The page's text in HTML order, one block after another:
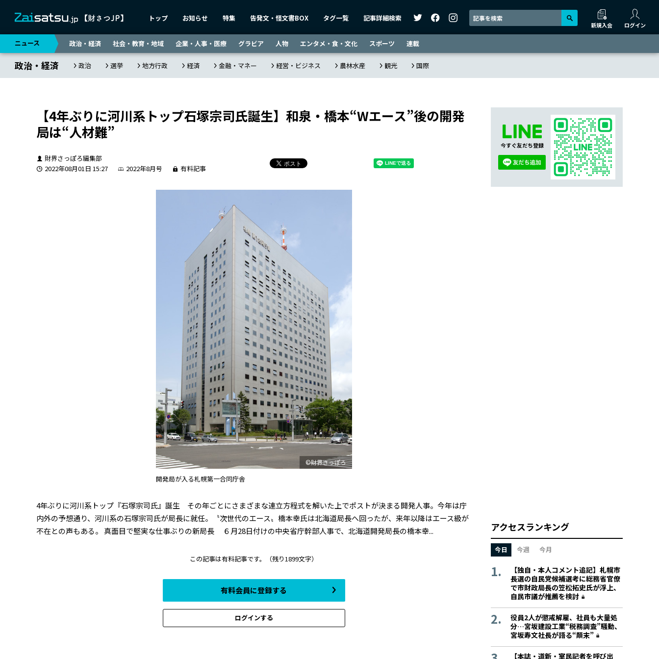
トップ お知らせ 特集 告発文・怪文書BOX タグ一覧 記事詳細検索
新規入会 ログイン
ニュース 政治・経済 社会・教育・地域 企業・人事・医療 グラビア 人物 エンタメ・食・文化 スポーツ 連載
政治・経済 政治 選挙 地方行政 経済 金融・マネー 経営・ビジネス 農林水産 観光 国際
【4年ぶりに河川系トップ石塚宗司氏誕生】和泉・橋本“Wエース”後の開発
局は“人材難”
財界さっぽろ編集部
2022年08月01日 15:27
2022年8月号 有料記事
©財界さっぽろ
開発局が入る札幌第一合同庁舎
4年ぶりに河川系トップ『石塚宗司氏』誕生 その年ごとにさまざまな連立方程式を解いた上でポストが決まる開発人事。今年は庁
内外の予想通り、河川系の石塚宗司氏が局長に就任。〝次世代のエース〟橋本幸氏は北海道局長へ回ったが、来年以降はエース級が
不在との声もある。 真面目で堅実な仕事ぶりの新局長 ６月28日付けの中央省庁幹部人事で、北海道開発局長の橋本幸...
この記事は有料記事です。 （残り1899文字）
有料会員に登録する
ログインする
今すぐ友だち登録
アクセスランキング
今日 今週 今月
【独自・本人コメント追記】札幌市
長選の自民党候補選考に総務省官僚
で市財政局長の笠松拓史氏が浮上、
自民市議が推薦を検討
役員2人が懲戒解雇、社員も大量処
分…宮坂建設工業“税務調査”騒動、
宮坂寿文社長が語る“顛末”
【本誌・道新・室民記者を呼び出